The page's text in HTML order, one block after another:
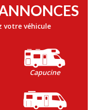
votre véhicule
Capucine